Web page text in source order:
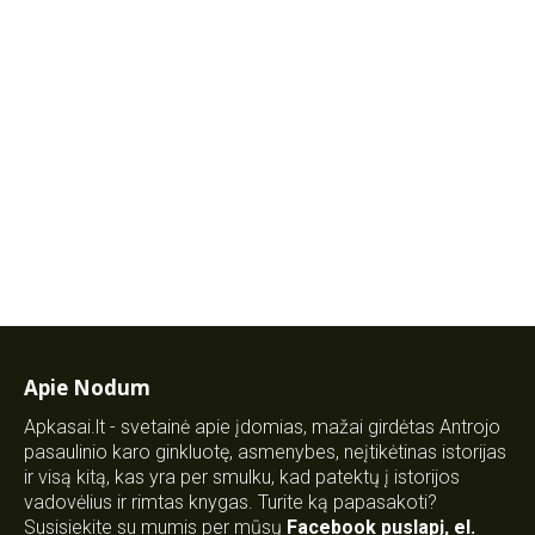
Apie Nodum
Apkasai.lt - svetainė apie įdomias, mažai girdėtas Antrojo
pasaulinio karo ginkluotę, asmenybes, neįtikėtinas istorijas
ir visą kitą, kas yra per smulku, kad patektų į istorijos
vadovėlius ir rimtas knygas. Turite ką papasakoti?
Susisiekite su mumis per mūsų Facebook puslapį, el.